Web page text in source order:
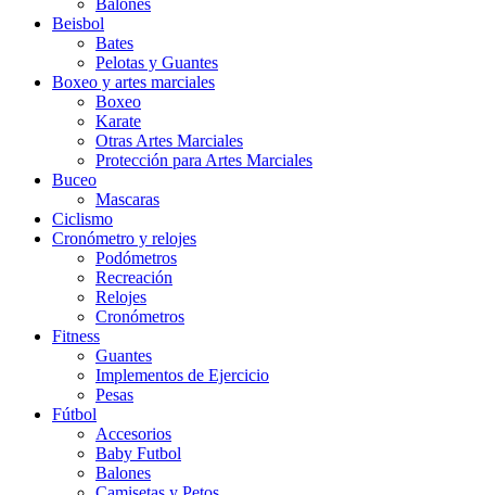
Beisbol
Bates
Pelotas y Guantes
Boxeo y artes marciales
Boxeo
Karate
Otras Artes Marciales
Protección para Artes Marciales
Buceo
Mascaras
Ciclismo
Cronómetro y relojes
Podómetros
Recreación
Relojes
Cronómetros
Fitness
Guantes
Implementos de Ejercicio
Pesas
Fútbol
Accesorios
Baby Futbol
Balones